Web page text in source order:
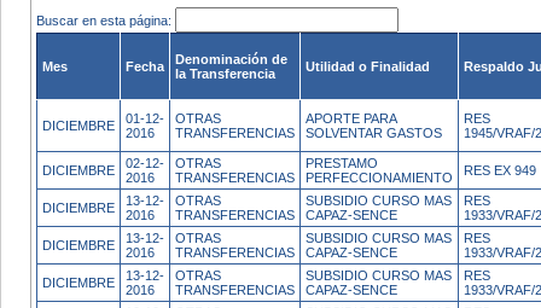
Buscar en esta página:
Mes Fecha
Denominación de
la Transferencia
Utilidad o Finalidad Respaldo
DICIEMBRE
01-12-
2016
OTRAS
TRANSFERENCIAS
APORTE PARA
SOLVENTAR GASTOS
RES
1945/VRAF/
DICIEMBRE
02-12-
2016
OTRAS
TRANSFERENCIAS
PRESTAMO
PERFECCIONAMIENTO
RES EX 949
DICIEMBRE
13-12-
2016
OTRAS
TRANSFERENCIAS
SUBSIDIO CURSO MAS
CAPAZ-SENCE
RES
1933/VRAF/
DICIEMBRE
13-12-
2016
OTRAS
TRANSFERENCIAS
SUBSIDIO CURSO MAS
CAPAZ-SENCE
RES
1933/VRAF/
DICIEMBRE
13-12-
2016
OTRAS
TRANSFERENCIAS
SUBSIDIO CURSO MAS
CAPAZ-SENCE
RES
1933/VRAF/